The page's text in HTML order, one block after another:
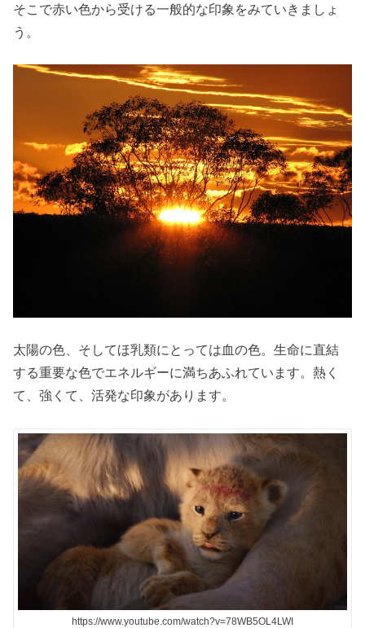
そこで赤い色から受ける一般的な印象をみていきましょ
う。
太陽の色、そしてほ乳類にとっては血の色。生命に直結
する重要な色でエネルギーに満ちあふれています。熱く
て、強くて、活発な印象があります。
https://www.youtube.com/watch?v=78WB5OL4LWI